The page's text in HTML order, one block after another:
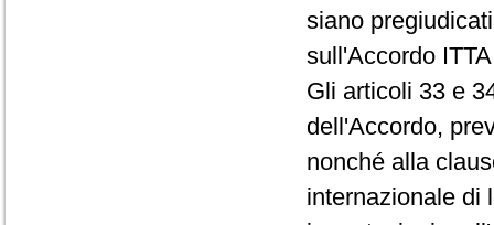
siano
sull'Accordo
Gli articoli 33 e
dell'Accordo,
nonché alla
internazionale di